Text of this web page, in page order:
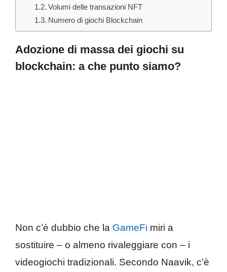
Volumi delle transazioni NFT
Numero di giochi Blockchain
Adozione di massa dei giochi su
blockchain: a che punto siamo?
Non c’è dubbio che la GameFi miri a
sostituire – o almeno rivaleggiare con – i
videogiochi tradizionali. Secondo Naavik, c’è